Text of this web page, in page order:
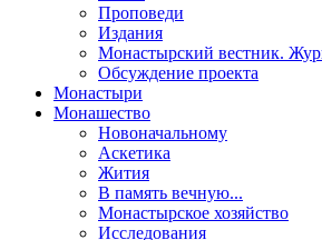
Проповеди
Издания
Монастырский вестник.
Обсуждение проекта
Монастыри
Монашество
Новоначальному
Аскетика
Жития
В память вечную...
Монастырское хозяйство
Исследования